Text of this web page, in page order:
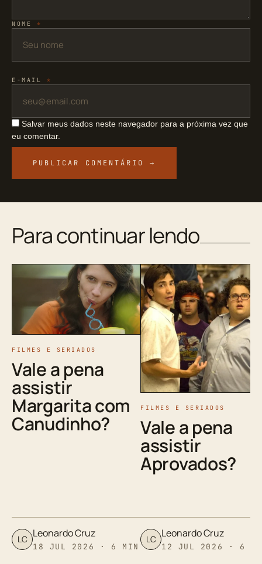
NOME *
E-MAIL *
Salvar meus dados neste navegador para a próxima vez que
eu comentar.
Para continuar lendo
FILMES E SERIADOS
Vale a pena
assistir
Margarita com
Canudinho?
LC Leonardo Cruz
18 JUL 2026 · 6 MIN
FILMES E SERIADOS
Vale a pena
assistir
Aprovados?
LC Leonardo Cruz
12 JUL 2026 · 6